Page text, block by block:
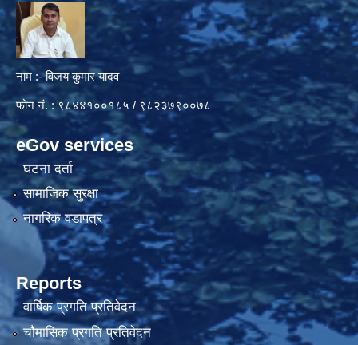
नाम :- विजय कुमार यादव
फोन नं. : ९८४४१००१८५ / ९८२३७९००७८
eGov services
घटना दर्ता
सामाजिक सुरक्षा
नागरिक वडापत्र
Reports
वार्षिक प्रगति प्रतिवेदन
चौमासिक प्रगति प्रतिवेदन